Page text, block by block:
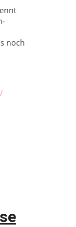
noch
/